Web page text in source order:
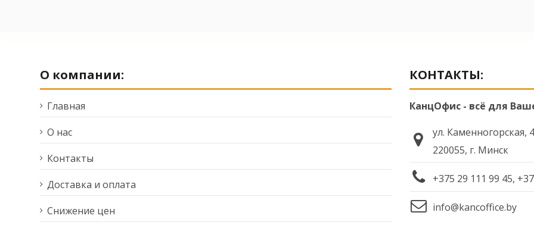
О компании:
Главная
О нас
Контакты
Доставка и оплата
Снижение цен
КОНТАКТЫ:
КанцОфис - всё для
ул. Каменногорская,
220055, г. Минск
+375 29 111 99 45,
info@kancoffice.by